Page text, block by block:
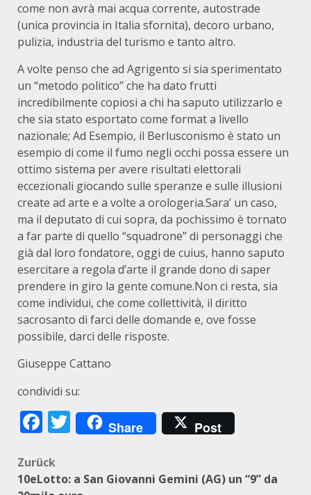
come non avrà mai acqua corrente, autostrade
(unica provincia in Italia sfornita), decoro urbano,
pulizia, industria del turismo e tanto altro.
A volte penso che ad Agrigento si sia sperimentato
un “metodo politico” che ha dato frutti
incredibilmente copiosi a chi ha saputo utilizzarlo e
che sia stato esportato come format a livello
nazionale; Ad Esempio, il Berlusconismo è stato un
esempio di come il fumo negli occhi possa essere un
ottimo sistema per avere risultati elettorali
eccezionali giocando sulle speranze e sulle illusioni
create ad arte e a volte a orologeria.Sara’ un caso,
ma il deputato di cui sopra, da pochissimo è tornato
a far parte di quello “squadrone” di personaggi che
già dal loro fondatore, oggi de cuius, hanno saputo
esercitare a regola d’arte il grande dono di saper
prendere in giro la gente comune.Non ci resta, sia
come individui, che come collettività, il diritto
sacrosanto di farci delle domande e, ove fosse
possibile, darci delle risposte.
Giuseppe Cattano
condividi su:
Facebook
Twitter
Share Post
Beitragsnavigation
Zurück
10eLotto: a San Giovanni Gemini (AG) un “9” da